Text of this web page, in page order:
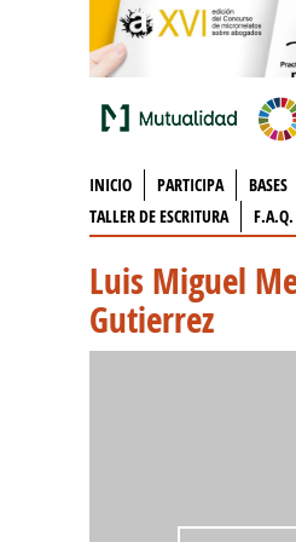
INICIO PARTICIPA BASES
TALLER DE ESCRITURA
F.A.Q.
Luis Miguel
Gutierrez